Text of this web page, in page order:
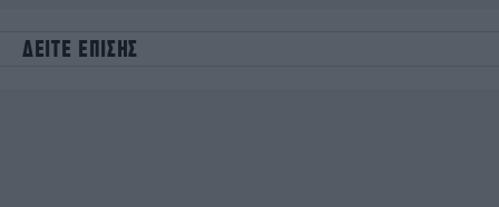
ΔΕΙΤΕ ΕΠΙΣΗΣ